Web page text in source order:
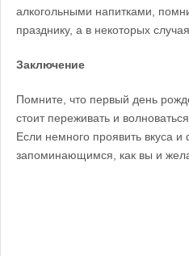
алкогольными напитками,
празднику, а в некоторых
Заключение
Помните, что первый день
стоит переживать и
Если немного проявить вкуса и
запоминающимся, как вы и